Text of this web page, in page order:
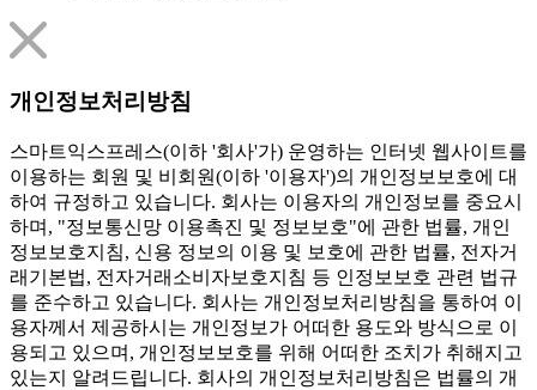
개인정보처리방침
스마트익스프레스(이하 '회사'가) 운영하는 인터넷 웹사이트를
이용하는 회원 및 비회원(이하 '이용자')의 개인정보보호에 대
하여 규정하고 있습니다. 회사는 이용자의 개인정보를 중요시
하며, "정보통신망 이용촉진 및 정보보호"에 관한 법률, 개인
정보보호지침, 신용 정보의 이용 및 보호에 관한 법률, 전자거
래기본법, 전자거래소비자보호지침 등 인정보보호 관련 법규
를 준수하고 있습니다. 회사는 개인정보처리방침을 통하여 이
용자께서 제공하시는 개인정보가 어떠한 용도와 방식으로 이
용되고 있으며, 개인정보보호를 위해 어떠한 조치가 취해지고
있는지 알려드립니다. 회사의 개인정보처리방침은 법률의 개